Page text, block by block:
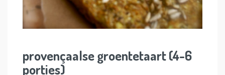
provençaalse groentetaart (4-6
porties)